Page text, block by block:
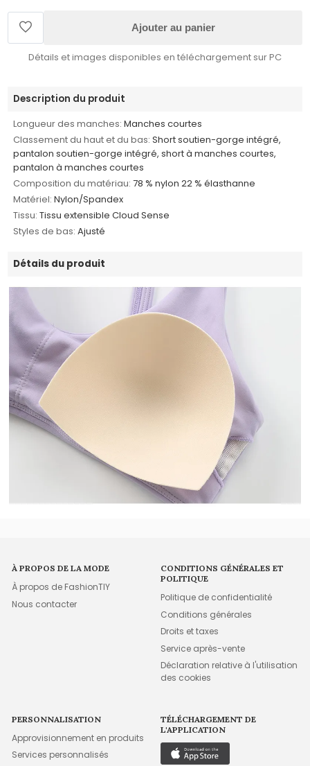
Ajouter au panier
Détails et images disponibles en téléchargement sur PC
Description du produit
Longueur des manches: Manches courtes
Classement du haut et du bas: Short soutien-gorge intégré,
pantalon soutien-gorge intégré, short à manches courtes,
pantalon à manches courtes
Composition du matériau: 78 % nylon 22 % élasthanne
Matériel: Nylon/Spandex
Tissu: Tissu extensible Cloud Sense
Styles de bas: Ajusté
Détails du produit
À PROPOS DE LA MODE
À propos de FashionTIY
Nous contacter
CONDITIONS GÉNÉRALES ET
POLITIQUE
Politique de confidentialité
Conditions générales
Droits et taxes
Service après-vente
Déclaration relative à l'utilisation
des cookies
PERSONNALISATION
Approvisionnement en produits
Services personnalisés
TÉLÉCHARGEMENT DE
L'APPLICATION